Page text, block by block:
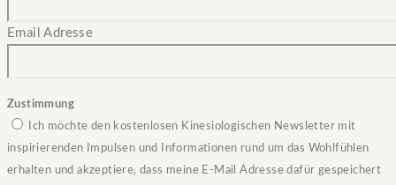
Email Adresse
Zustimmung
Ich möchte den kostenlosen Kinesiologischen Newsletter mit
inspirierenden Impulsen und Informationen rund um das Wohlfühlen
erhalten und akzeptiere, dass meine E-Mail Adresse dafür gespeichert